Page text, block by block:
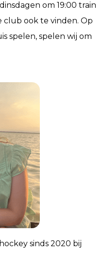
om 19:00 train
club ook te vinden. Op
spelen, spelen wij om
sinds 2020 bij